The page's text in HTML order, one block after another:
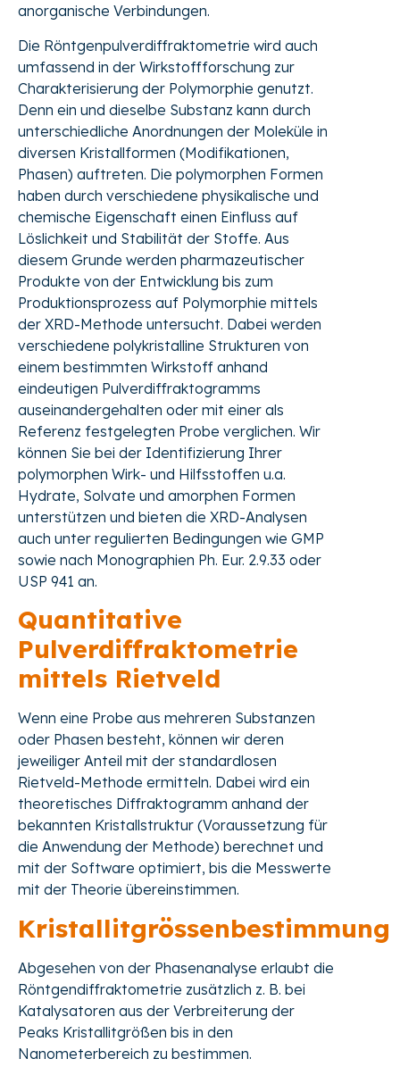
anorganische Verbindungen.
Die Röntgenpulverdiffraktometrie wird auch
umfassend in der Wirkstoffforschung zur
Charakterisierung der Polymorphie genutzt.
Denn ein und dieselbe Substanz kann durch
unterschiedliche Anordnungen der Moleküle in
diversen Kristallformen (Modifikationen,
Phasen) auftreten. Die polymorphen Formen
haben durch verschiedene physikalische und
chemische Eigenschaft einen Einfluss auf
Löslichkeit und Stabilität der Stoffe. Aus
diesem Grunde werden pharmazeutischer
Produkte von der Entwicklung bis zum
Produktionsprozess auf Polymorphie mittels
der XRD-Methode untersucht. Dabei werden
verschiedene polykristalline Strukturen von
einem bestimmten Wirkstoff anhand
eindeutigen Pulverdiffraktogramms
auseinandergehalten oder mit einer als
Referenz festgelegten Probe verglichen. Wir
können Sie bei der Identifizierung Ihrer
polymorphen Wirk- und Hilfsstoffen u.a.
Hydrate, Solvate und amorphen Formen
unterstützen und bieten die XRD-Analysen
auch unter regulierten Bedingungen wie GMP
sowie nach Monographien Ph. Eur. 2.9.33 oder
USP 941 an.
Quantitative
Pulverdiffraktometrie
mittels Rietveld
Wenn eine Probe aus mehreren Substanzen
oder Phasen besteht, können wir deren
jeweiliger Anteil mit der standardlosen
Rietveld-Methode ermitteln. Dabei wird ein
theoretisches Diffraktogramm anhand der
bekannten Kristallstruktur (Voraussetzung für
die Anwendung der Methode) berechnet und
mit der Software optimiert, bis die Messwerte
mit der Theorie übereinstimmen.
Kristallitgrössenbestimmung
Abgesehen von der Phasenanalyse erlaubt die
Röntgendiffraktometrie zusätzlich z. B. bei
Katalysatoren aus der Verbreiterung der
Peaks Kristallitgrößen bis in den
Nanometerbereich zu bestimmen.